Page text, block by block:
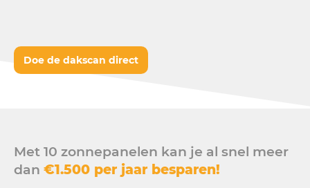
Doe de dakscan direct
Met 10 zonnepanelen kan je al snel meer
dan €1.500 per jaar besparen!